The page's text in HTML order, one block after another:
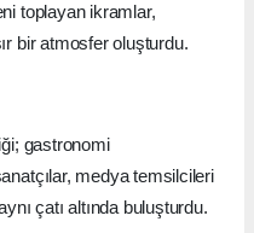
toplayan ikramlar,
bir atmosfer oluşturdu.
gastronomi
medya temsilcileri
çatı altında buluşturdu.